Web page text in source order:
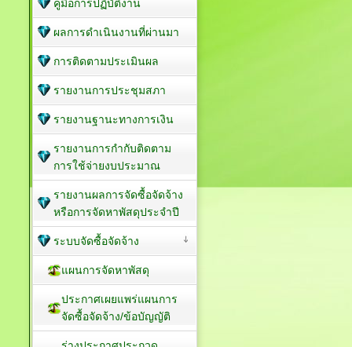
คู่มือการปฏิบัติงาน
ผลการดำเนินงานที่ผ่านมา
การติดตามประเมินผล
รายงานการประชุมสภา
รายงานฐานะทางการเงิน
รายงานการกำกับติดตาม
การใช้จ่ายงบประมาณ
รายงานผลการจัดซื้อจัดจ้าง
หรือการจัดหาพัสดุประจำปี
ระบบจัดซื้อจัดจ้าง
แผนการจัดหาพัสดุ
ประกาศเผยแพร่แผนการ
จัดซื้อจัดจ้าง/ข้อบัญญัติ